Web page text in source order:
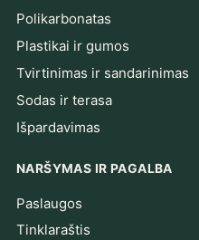
Polikarbonatas
Plastikai ir gumos
Tvirtinimas ir sandarinimas
Sodas ir terasa
Išpardavimas
NARŠYMAS IR PAGALBA
Paslaugos
Tinklaraštis